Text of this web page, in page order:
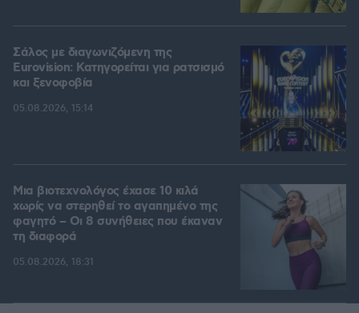
Σάλος με διαγωνιζόμενη της
Eurovision: Κατηγορείται για ρατσισμό
και ξενοφοβία
05.08.2026, 15:14
Μια βιοτεχνολόγος έχασε 10 κιλά
χωρίς να στερηθεί το αγαπημένο της
φαγητό – Οι 8 συνήθειες που έκαναν
τη διαφορά
05.08.2026, 18:31